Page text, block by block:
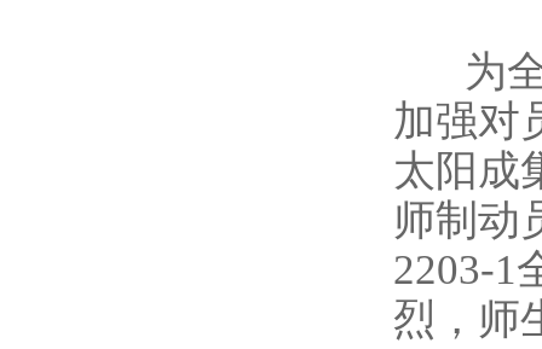
为
加强对
太阳成
师制动
2203-1
烈，师